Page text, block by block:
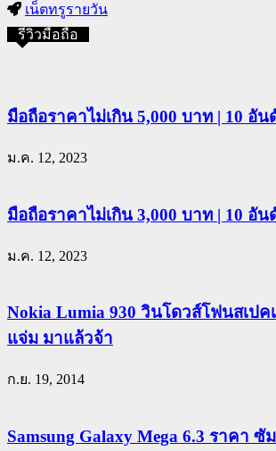
เน็ตทรูรายวัน
รีวิวมือถือ
มือถือราคาไม่เกิน 5,000 บาท | 10 อั
ม.ค. 12, 2023
มือถือราคาไม่เกิน 3,000 บาท | 10 อั
ม.ค. 12, 2023
Nokia Lumia 930 วินโดวส์โฟนสเปค
แจ่ม มาแล้วจ้า
ก.ย. 19, 2014
Samsung Galaxy Mega 6.3 ราคา